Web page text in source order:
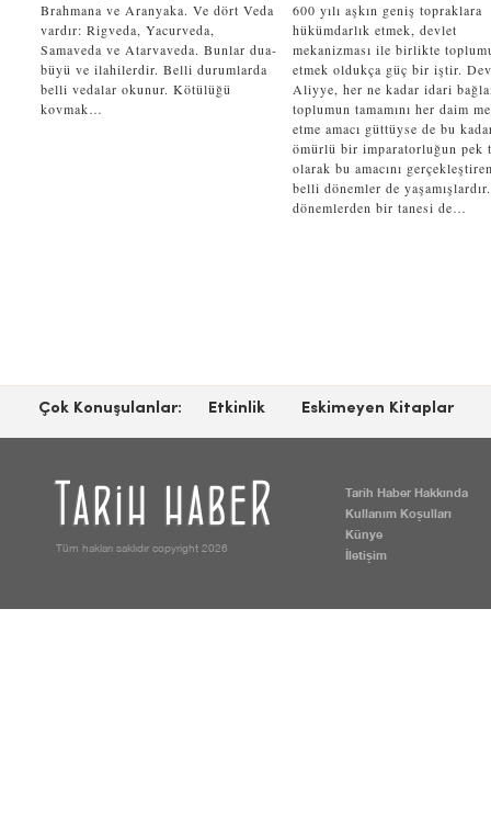
Brahmana ve Aranyaka. Ve dört Veda
vardır: Rigveda, Yacurveda,
Samaveda ve Atarvaveda. Bunlar dua-
büyü ve ilahilerdir. Belli durumlarda
belli vedalar okunur. Kötülüğü
kovmak…
600 yılı aşkın geniş topraklara
hükümdarlık etmek, devlet
mekanizması ile birlikte
etmek oldukça güç bir iştir.
Aliyye, her ne kadar idari
toplumun tamamını her daim
etme amacı güttüyse de bu
ömürlü bir imparatorluğun pek
olarak bu amacını
belli dönemler de
dönemlerden bir tanesi de…
Çok Konuşulanlar: Etkinlik Eskimeyen Kitaplar
Tarih Haber Hakkında
Kullanım Koşulları
Künye
İletişim
Tüm hakları saklıdır copyright 2026